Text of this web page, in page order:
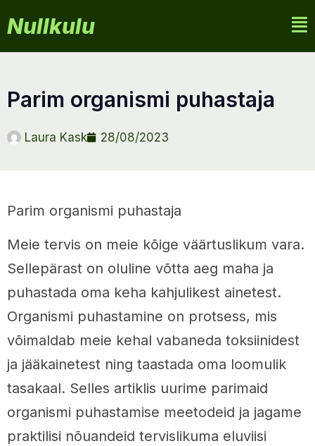
Nullkulu
parim organismi puhastaja
Laura Kask 28/08/2023
Parim organismi puhastaja
Meie tervis on meie kõige väärtuslikum vara.
Sellepärast on oluline võtta aeg maha ja
puhastada oma keha kahjulikest ainetest.
Organismi puhastamine on protsess, mis
võimaldab meie kehal vabaneda toksiinidest
ja jääkainetest ning taastada oma loomulik
tasakaal. Selles artiklis uurime parimaid
organismi puhastamise meetodeid ja jagame
praktilisi nõuandeid tervislikuma eluviisi